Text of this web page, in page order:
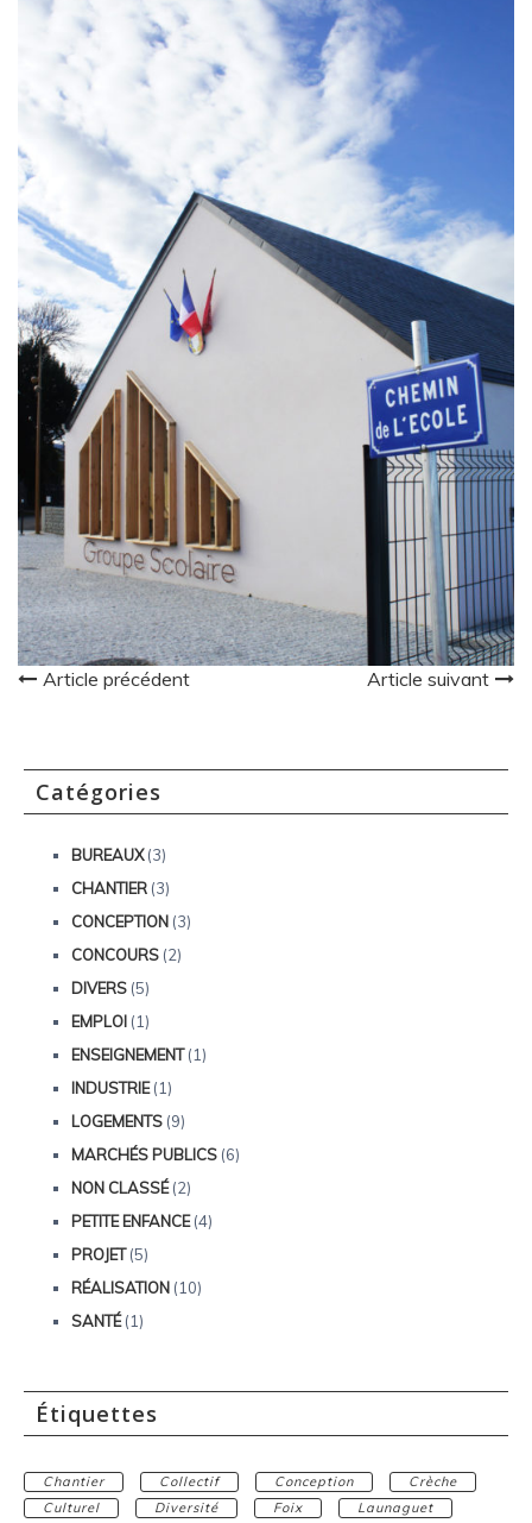
Article précédent Article suivant
Catégories
BUREAUX(3)
CHANTIER (3)
CONCEPTION (3)
CONCOURS (2)
DIVERS (5)
EMPLOI (1)
ENSEIGNEMENT(1)
INDUSTRIE(1)
LOGEMENTS (9)
MARCHÉS PUBLICS (6)
NON CLASSÉ(2)
PETITE ENFANCE(4)
PROJET(5)
RÉALISATION (10)
SANTÉ(1)
Étiquettes
Chantier Collectif Conception
Crèche
Culturel
Diversité Foix
Launaguet